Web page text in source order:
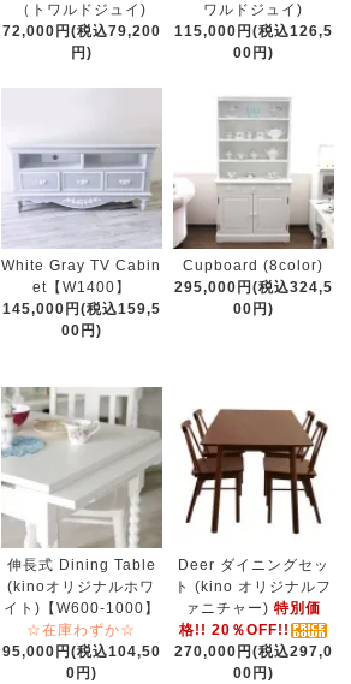
（トワルドジュイ)
72,000円(税込79,200
円)
ワルドジュイ)
115,000円(税込126,5
00円)
White Gray TV Cabin
et【W1400】
145,000円(税込159,5
00円)
Cupboard (8color)
295,000円(税込324,5
00円)
伸長式 Dining Table
(kinoオリジナルホワ
イト)【W600-1000】
☆在庫わずか☆
95,000円(税込104,50
0円)
Deer ダイニングセッ
ト (kino オリジナルフ
ァニチャー)特別価
格!! 20％OFF!!
270,000円(税込297,0
00円)